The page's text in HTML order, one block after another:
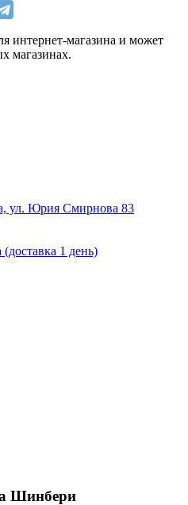
интернет-магазина и может
магазинах.
ул. Юрия Смирнова 83
1 день)
Шинбери